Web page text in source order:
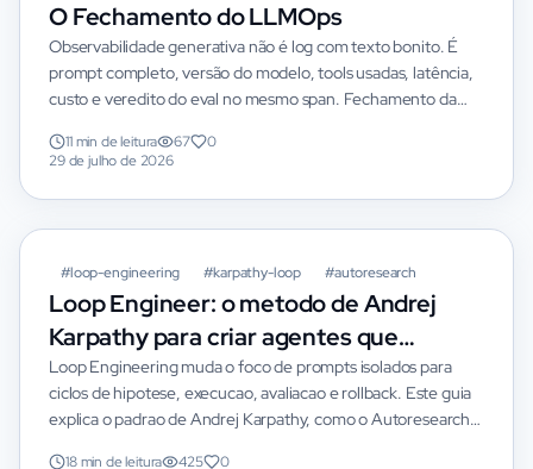
O Fechamento do LLMOps
Observabilidade generativa não é log com texto bonito. É
prompt completo, versão do modelo, tools usadas, latência,
custo e veredito do eval no mesmo span. Fechamento da
11 min de leitura 67
0
29 de julho de 2026
#loop-engineering #karpathy-loop #autoresearch
Loop Engineer: o metodo de Andrej
Karpathy para criar agentes que
melhoram sistemas em ciclos
autonomos
Loop Engineering muda o foco de prompts isolados para
ciclos de hipotese, execucao, avaliacao e rollback. Este guia
explica o padrao de Andrej Karpathy, como o Autoresearch
18 min de leitura 425
0